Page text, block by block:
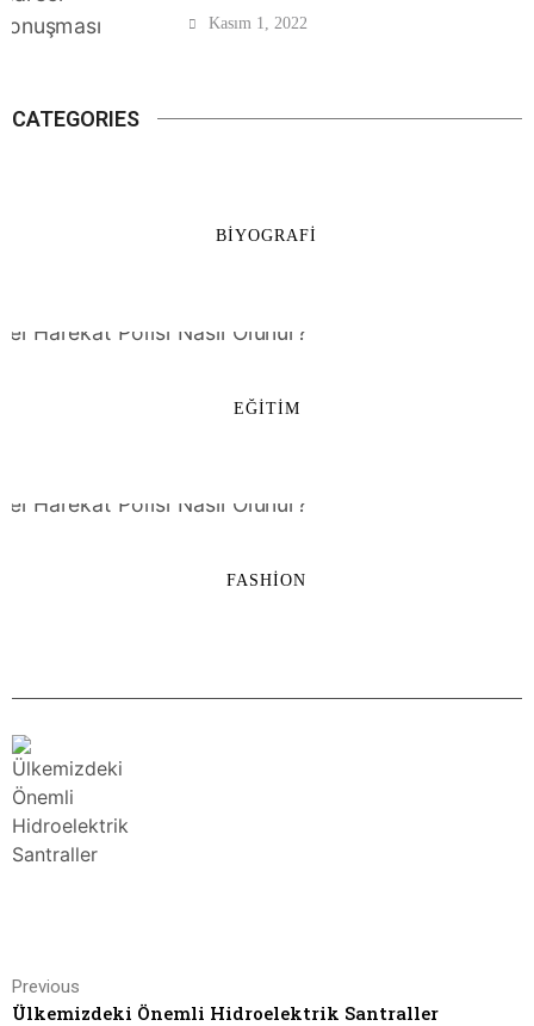
Kasım 1, 2022
CATEGORIES
BIYOGRAFI
EĞITIM
FASHION
Previous
Ülkemizdeki Önemli Hidroelektrik Santraller